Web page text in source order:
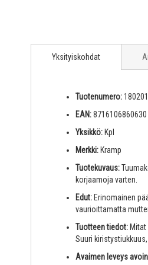
Yksityiskohdat
Tuotenumero:
EAN:8716106860630
Yksikkö: Kpl
Merkki: Kramp
Tuotekuvaus:
korjaamoja varten.
Edut: Erinomainen
vaurioittamatta
Tuotteen tiedot:
Suuri
Avaimen leveys